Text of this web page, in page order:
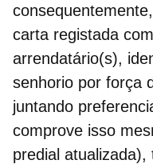
carta registada
arrendatário(s),
senhorio por força
juntando
comprove isso
predial